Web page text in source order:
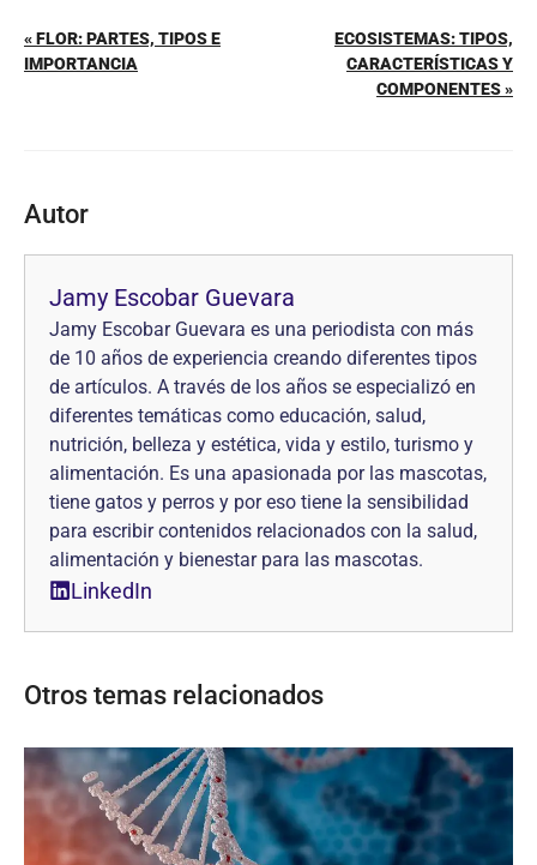
« FLOR: PARTES, TIPOS E
IMPORTANCIA
ECOSISTEMAS: TIPOS,
CARACTERÍSTICAS Y
COMPONENTES »
Autor
Jamy Escobar Guevara
Jamy Escobar Guevara es una periodista con más
de 10 años de experiencia creando diferentes tipos
de artículos. A través de los años se especializó en
diferentes temáticas como educación, salud,
nutrición, belleza y estética, vida y estilo, turismo y
alimentación. Es una apasionada por las mascotas,
tiene gatos y perros y por eso tiene la sensibilidad
para escribir contenidos relacionados con la salud,
alimentación y bienestar para las mascotas.
LinkedIn
Otros temas relacionados